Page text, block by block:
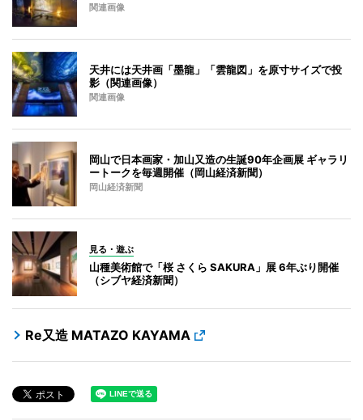
関連画像
天井には天井画「墨龍」「雲龍図」を原寸サイズで投
影（関連画像）
関連画像
岡山で日本画家・加山又造の生誕90年企画展 ギャラリ
ートークを毎週開催（岡山経済新聞）
岡山経済新聞
見る・遊ぶ
山種美術館で「桜 さくら SAKURA」展 6年ぶり開催
（シブヤ経済新聞）
Re又造 MATAZO KAYAMA